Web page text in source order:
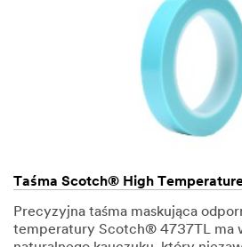
Taśma Scotch® High
Precyzyjna taśma maskująca
temperatury Scotch® 4737TL ma